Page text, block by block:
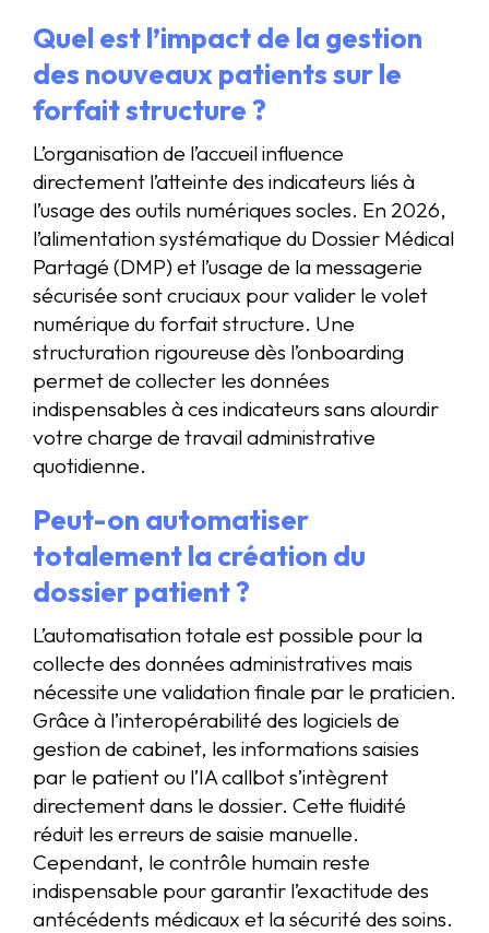
Quel est l’impact de la gestion
des nouveaux patients sur le
forfait structure ?
L’organisation de l’accueil influence
directement l’atteinte des indicateurs liés à
l’usage des outils numériques socles. En 2026,
l’alimentation systématique du Dossier Médical
Partagé (DMP) et l’usage de la messagerie
sécurisée sont cruciaux pour valider le volet
numérique du forfait structure. Une
structuration rigoureuse dès l’onboarding
permet de collecter les données
indispensables à ces indicateurs sans alourdir
votre charge de travail administrative
quotidienne.
Peut-on automatiser
totalement la création du
dossier patient ?
L’automatisation totale est possible pour la
collecte des données administratives mais
nécessite une validation finale par le praticien.
Grâce à l’interopérabilité des logiciels de
gestion de cabinet, les informations saisies
par le patient ou l’IA callbot s’intègrent
directement dans le dossier. Cette fluidité
réduit les erreurs de saisie manuelle.
Cependant, le contrôle humain reste
indispensable pour garantir l’exactitude des
antécédents médicaux et la sécurité des soins.